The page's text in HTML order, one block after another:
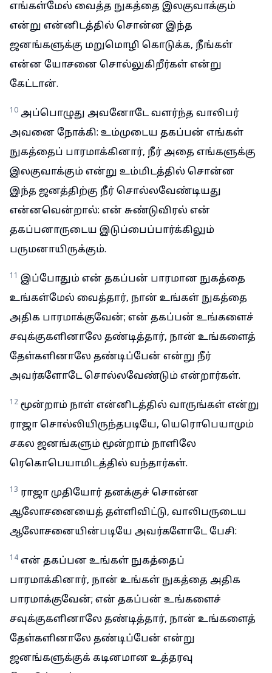
எங்கள்மேல் வைத்த நுகத்தை இலகுவாக்கும்
என்று என்னிடத்தில் சொன்ன இந்த
ஜனங்களுக்கு மறுமொழி கொடுக்க, நீங்கள்
என்ன யோசனை சொல்லுகிறீர்கள் என்று
கேட்டான்.
10 அப்பொழுது அவனோடே வளர்ந்த வாலிபர்
அவனை நோக்கி: உம்முடைய தகப்பன் எங்கள்
நுகத்தைப் பாரமாக்கினார், நீர் அதை எங்களுக்கு
இலகுவாக்கும் என்று உம்மிடத்தில் சொன்ன
இந்த ஜனத்திற்கு நீர் சொல்லவேண்டியது
என்னவென்றால்: என் சுண்டுவிரல் என்
தகப்பனாருடைய இடுப்பைப்பார்க்கிலும்
பருமனாயிருக்கும்.
11 இப்போதும் என் தகப்பன் பாரமான நுகத்தை
உங்கள்மேல் வைத்தார், நான் உங்கள் நுகத்தை
அதிக பாரமாக்குவேன்; என் தகப்பன் உங்களைச்
சவுக்குகளினாலே தண்டித்தார், நான் உங்களைத்
தேள்களினாலே தண்டிப்பேன் என்று நீர்
அவர்களோடே சொல்லவேண்டும் என்றார்கள்.
12 மூன்றாம் நாள் என்னிடத்தில் வாருங்கள் என்று
ராஜா சொல்லியிருந்தபடியே, யெரொபெயாமும்
சகல ஜனங்களும் மூன்றாம் நாளிலே
ரெகொபெயாமிடத்தில் வந்தார்கள்.
13 ராஜா முதியோர் தனக்குச் சொன்ன
ஆலோசனையைத் தள்ளிவிட்டு, வாலிபருடைய
ஆலோசனையின்படியே அவர்களோடே பேசி:
14 என் தகப்பன உங்கள் நுகத்தைப்
பாரமாக்கினார், நான் உங்கள் நுகத்தை அதிக
பாரமாக்குவேன்; என் தகப்பன் உங்களைச்
சவுக்குகளினாலே தண்டித்தார், நான் உங்களைத்
தேள்களினாலே தண்டிப்பேன் என்று
ஜனங்களுக்குக் கடினமான உத்தரவு